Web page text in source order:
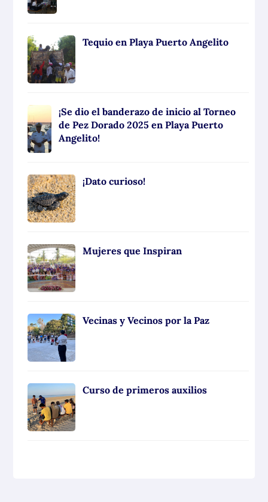
Tequio en Playa Puerto Angelito
¡Se dio el banderazo de inicio al Torneo
de Pez Dorado 2025 en Playa Puerto
Angelito!
¡Dato curioso!
Mujeres que Inspiran
Vecinas y Vecinos por la Paz
Curso de primeros auxilios